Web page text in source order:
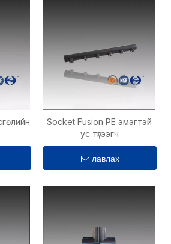
Socket Fusion PE эмэгтэй
ус түгээгч
лавлах